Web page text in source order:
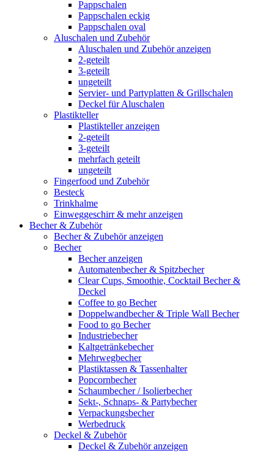
Pappschalen
Pappschalen eckig
Pappschalen oval
Aluschalen und Zubehör
Aluschalen und Zubehör anzeigen
2-geteilt
3-geteilt
ungeteilt
Servier- und Partyplatten & Grillschalen
Deckel für Aluschalen
Plastikteller
Plastikteller anzeigen
2-geteilt
3-geteilt
mehrfach geteilt
ungeteilt
Fingerfood und Zubehör
Besteck
Trinkhalme
Einweggeschirr & mehr anzeigen
Becher & Zubehör
Becher & Zubehör anzeigen
Becher
Becher anzeigen
Automatenbecher & Spitzbecher
Clear Cups, Smoothie, Cocktail Becher &
Deckel
Coffee to go Becher
Doppelwandbecher & Triple Wall Becher
Food to go Becher
Industriebecher
Kaltgetränkebecher
Mehrwegbecher
Plastiktassen & Tassenhalter
Popcornbecher
Schaumbecher / Isolierbecher
Sekt-, Schnaps- & Partybecher
Verpackungsbecher
Werbedruck
Deckel & Zubehör
Deckel & Zubehör anzeigen